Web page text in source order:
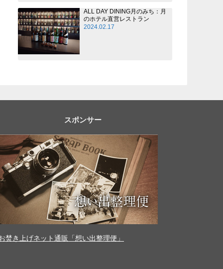
ALL DAY DINING月のみち：月
のホテル直営レストラン
2024.02.17
スポンサー
焚き上げネット通販「想い出整理便」